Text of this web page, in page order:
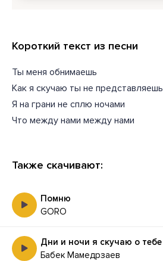
Короткий текст из песни
Ты меня обнимаешь
Как я скучаю ты не представляешь
Я на грани не сплю ночами
Что между нами между нами
Также скачивают:
Помню
GORO
Бабек Мамедрзаев